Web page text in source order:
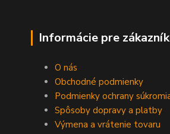
Informácie pre
O nás
Obchodné podmienky
Podmienky ochrany
Spôsoby dopravy a platby
Výmena a vrátenie tovaru